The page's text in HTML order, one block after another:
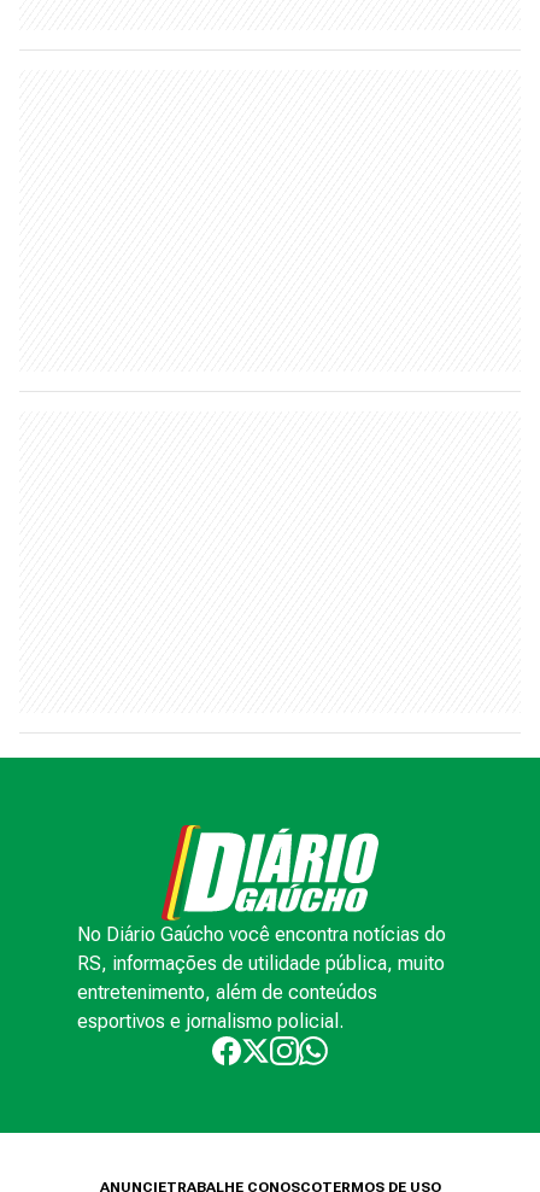
No Diário Gaúcho você encontra notícias do
RS, informações de utilidade pública, muito
entretenimento, além de conteúdos
esportivos e jornalismo policial.
ANUNCIETRABALHE CONOSCOTERMOS DE USO